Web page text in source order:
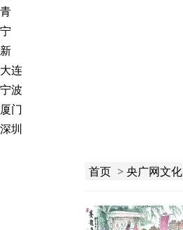
青
宁
新
大连
宁波
厦门
深圳
首页 >央广网文化